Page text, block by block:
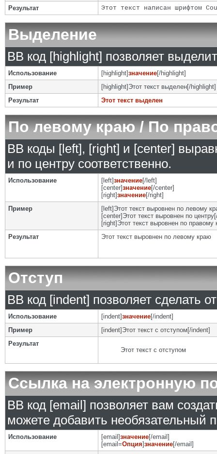
Результат
Этот текст написан шрифтом
Выделение
BB код [highlight] позволяет
Использование [highlight]значение[/highlight]
Пример
[highlight]Этот текст выделен[/highlight]
Результат
Этот текст выделен
По левому краю / По
BB коды [left], [right] и [center]
и по центру соответственно.
Использование [left]значение[/left]
[center]значение[/center]
[right]значение[/right]
Пример
[left]Этот текст выровнен по левому
[center]Этот текст выровнен по
[right]Этот текст выровнен по правому
Результат
Этот текст выровнен по левому краю
Отступ
BB код [indent] позволяет сделать
Использование [indent]значение[/indent]
Пример
[indent]Этот текст с отступом[/indent]
Результат
Этот текст с отступом
Ссылка на электронную
BB код [email] позволяет вам
можете добавить необязательный
Использование [email]значение[/email]
[email=Опция]значение[/email]